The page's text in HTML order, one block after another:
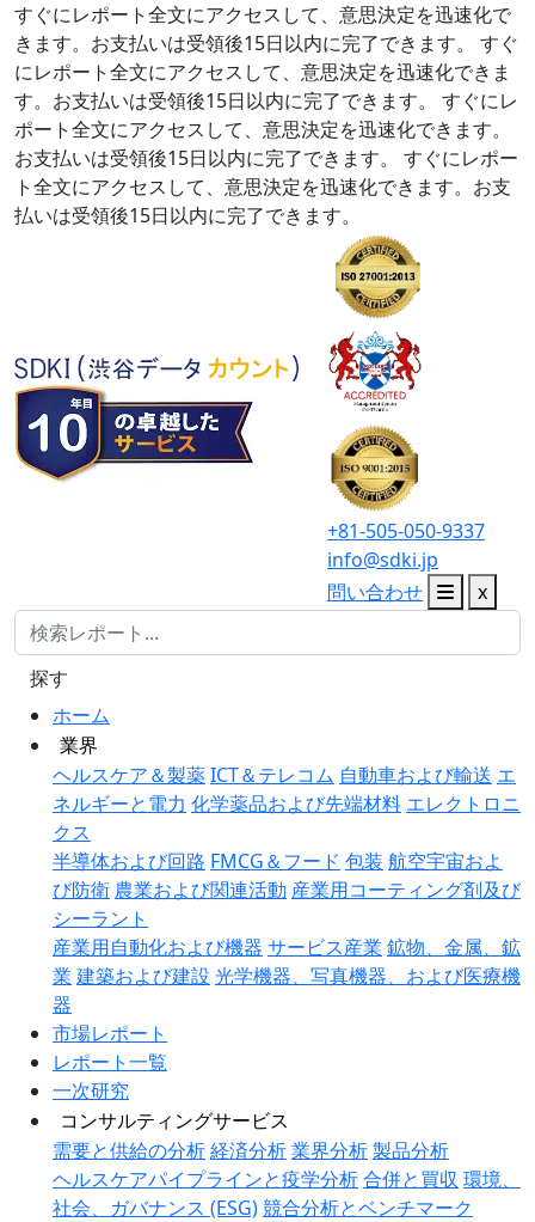
すぐにレポート全文にアクセスして、意思決定を迅速化で
きます。お支払いは受領後15日以内に完了できます。
すぐ
にレポート全文にアクセスして、意思決定を迅速化できま
す。お支払いは受領後15日以内に完了できます。
すぐにレ
ポート全文にアクセスして、意思決定を迅速化できます。
お支払いは受領後15日以内に完了できます。
すぐにレポー
ト全文にアクセスして、意思決定を迅速化できます。お支
払いは受領後15日以内に完了できます。
+81-505-050-9337
info@sdki.jp
問い合わせ
x
ホーム
業界
ヘルスケア＆製薬ICT＆テレコム 自動車および輸送 エ
ネルギーと電力 化学薬品および先端材料 エレクトロニ
クス
半導体および回路 FMCG＆フード 包装 航空宇宙およ
び防衛 農業および関連活動 産業用コーティング剤及び
シーラント
産業用自動化および機器 サービス産業 鉱物、金属、鉱
業 建築および建設 光学機器、写真機器、および医療機
器
市場レポート
レポート一覧
一次研究
コンサルティングサービス
需要と供給の分析経済分析業界分析製品分析
ヘルスケアパイプラインと疫学分析合併と買収 環境、
社会、ガバナンス (ESG)競合分析とベンチマーク
探す